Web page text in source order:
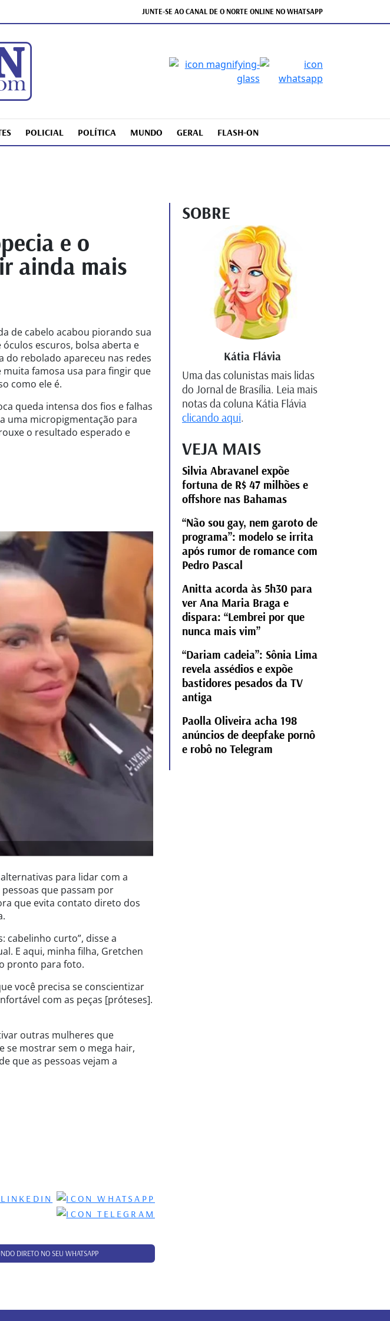
JUNTE-SE AO CANAL DE O NORTE ONLINE NO WHATSAPP
POLICIAL POLÍTICA MUNDO GERAL FLASH-ON
e o
ainda mais
de cabelo acabou piorando sua
escuros, bolsa aberta e
do rebolado apareceu nas redes
famosa usa para fingir que
como ele é.
queda intensa dos fios e falhas
uma micropigmentação para
o resultado esperado e
para lidar com a
que passam por
que evita contato direto dos
cabelinho curto”, disse a
E aqui, minha filha, Gretchen
pronto para foto.
você precisa se conscientizar
com as peças [próteses].
outras mulheres que
se mostrar sem o mega hair,
que as pessoas vejam a
DIRETO NO SEU WHATSAPP
SOBRE
Kátia Flávia
Uma das colunistas mais lidas
do Jornal de Brasília. Leia mais
notas da coluna Kátia Flávia
clicando aqui.
VEJA MAIS
Silvia Abravanel expõe
fortuna de R$ 47 milhões e
offshore nas Bahamas
“Não sou gay, nem garoto de
programa”: modelo se irrita
após rumor de romance com
Pedro Pascal
Anitta acorda às 5h30 para
ver Ana Maria Braga e
dispara: “Lembrei por que
nunca mais vim”
“Dariam cadeia”: Sônia Lima
revela assédios e expõe
bastidores pesados da TV
antiga
Paolla Oliveira acha 198
anúncios de deepfake pornô
e robô no Telegram